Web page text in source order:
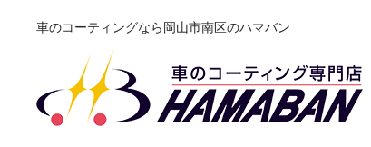
車のコーティングなら岡山市南区のハマバン